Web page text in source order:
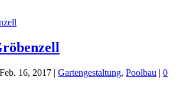
Feb. 16, 2017 | Gartengestaltung, Poolbau | 0